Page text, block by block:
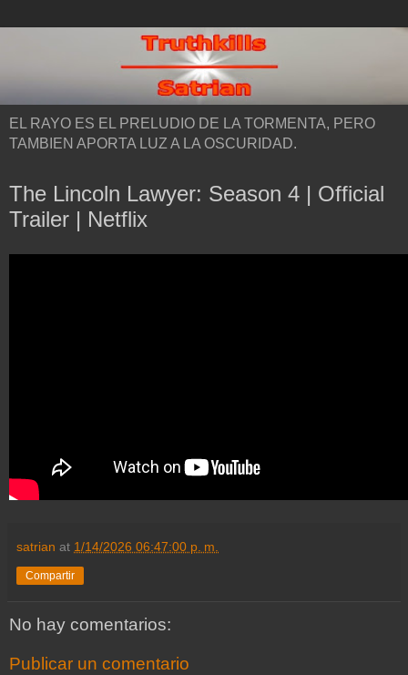
EL RAYO ES EL PRELUDIO DE LA TORMENTA, PERO
TAMBIEN APORTA LUZ A LA OSCURIDAD.
The Lincoln Lawyer: Season 4 | Official
Trailer | Netflix
satrian at 1/14/2026 06:47:00 p. m.
Compartir
No hay comentarios:
Publicar un comentario